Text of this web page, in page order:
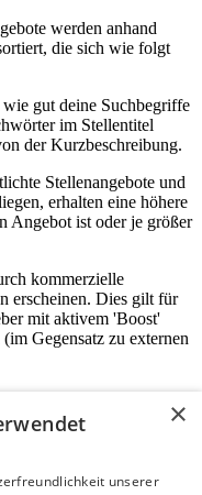
werden anhand
die sich wie folgt
gut deine Suchbegriffe
im Stellentitel
der Kurzbeschreibung.
Stellenangebote und
erhalten eine höhere
Angebot ist oder je größer
kommerzielle
erscheinen. Dies gilt für
mit aktivem 'Boost'
Gegensatz zu externen
×
unserer